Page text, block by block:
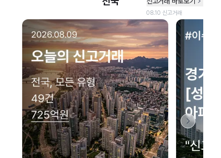
네이버 지도 연결 안내
현재 네이버 지도 연결이 원활하지 않아 지도를 불러올 수 없습니다.
이용에 불편을 드려 죄송합니다.
다시 시도